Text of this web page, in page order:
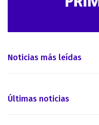
Noticias más leídas
Últimas noticias